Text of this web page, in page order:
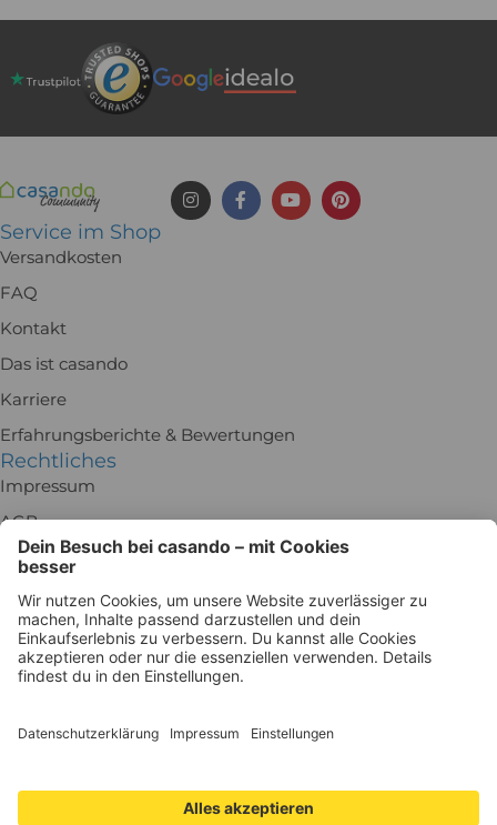
Service im Shop
Versandkosten
FAQ
Kontakt
Das ist casando
Karriere
Erfahrungsberichte & Bewertungen
Rechtliches
Impressum
AGB
Rückgabe
Batteriegesetz
Datenschutz
Widerrufsrecht
Datenschutzeinstellungen
Holz-Richter GmbH